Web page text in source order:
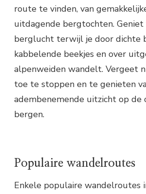
route te vinden, van
uitdagende bergtochten. Geniet
berglucht terwijl je door dichte
kabbelende beekjes en over
alpenweiden wandelt. Vergeet
toe te stoppen en te genieten
adembenemende uitzicht op de
bergen.
Populaire wandelroutes
Enkele populaire wandelroutes